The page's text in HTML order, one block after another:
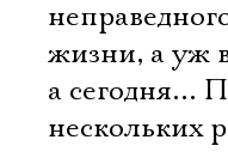
жизни, а уж
а сегодня…
нескольких